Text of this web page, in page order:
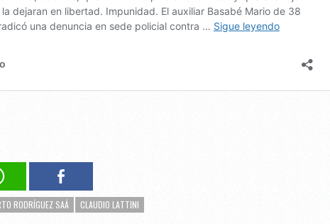
RODRÍGUEZ SAÁ CLAUDIO LATTINI